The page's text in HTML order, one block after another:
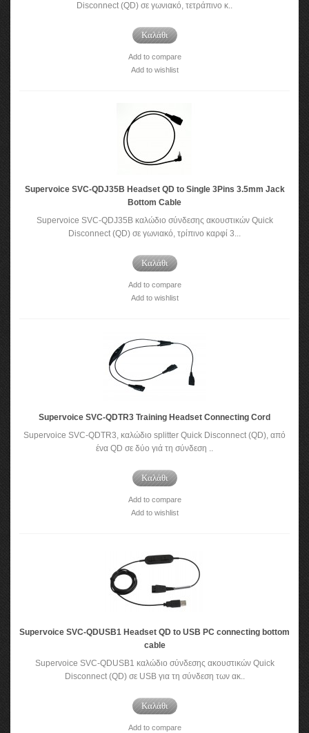
Disconnect (QD) σε γωνιακό, τετράπινο κ..
Καλάθι
Add to compare
Add to wishlist
Supervoice SVC-QDJ35B Headset QD to Single 3Pins 3.5mm Jack
Bottom Cable
Supervoice SVC-QDJ35Β καλώδιο σύνδεσης ακουστικών Quick
Disconnect (QD) σε γωνιακό, τρίπινο καρφί 3...
Καλάθι
Add to compare
Add to wishlist
Supervoice SVC-QDTR3 Training Headset Connecting Cord
Supervoice SVC-QDTR3, καλώδιο splitter Quick Disconnect (QD), από
ένα QD σε δύο γιά τη σύνδεση ..
Καλάθι
Add to compare
Add to wishlist
Supervoice SVC-QDUSB1 Headset QD to USB PC connecting bottom
cable
Supervoice SVC-QDUSB1 καλώδιο σύνδεσης ακουστικών Quick
Disconnect (QD) σε USB για τη σύνδεση των ακ..
Καλάθι
Add to compare